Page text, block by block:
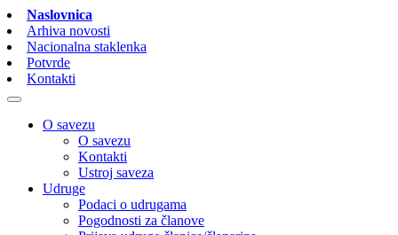
Naslovnica
Arhiva novosti
Nacionalna staklenka
Potvrde
Kontakti
O savezu
O savezu
Kontakti
Ustroj saveza
Udruge
Podaci o udrugama
Pogodnosti za članove